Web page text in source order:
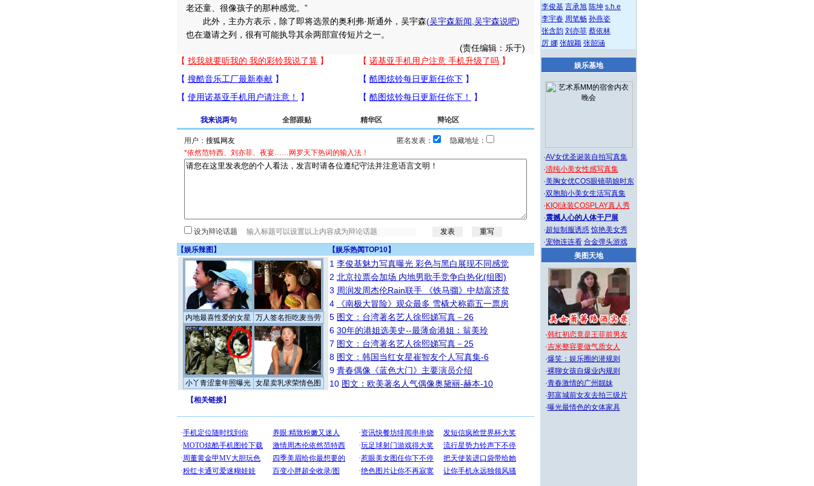
老还童、很像孩子的那种感觉。”
此外，主办方表示，除了即将选景的奥利弗·斯通外，吴宇森(吴宇森新闻 吴宇森说吧)
也在邀请之列，很有可能执导其余两部宣传短片之一。
(责任编辑：乐于)
我来说两句 全部跟贴 精华区 辩论区
用户： 匿名发表：
隐藏地址：
*依然范特西、刘亦菲、夜宴……网罗天下热词的输入法！
设为辩论话题
【娱乐辣图 】 【娱乐热闻TOP10】
内地最喜性爱的女星 万人签名拒吃麦当劳
小丫青涩童年照曝光 女星卖乳求荣情色图
1 李俊基魅力写真曝光 彩色与黑白展现不同感觉
2 北京拉票会加场 内地男歌手竞争白热化(组图)
3 周润发周杰伦Rain联手 《铁马骝》中劫富济贫
4
《南极大冒险》观众最多 雪橇犬称霸五一票房
5 图文：台湾著名艺人徐熙娣写真－26
6 30年的港姐选美史--最薄命港姐：翁美玲
7 图文：台湾著名艺人徐熙娣写真－25
8 图文：韩国当红女星崔智友个人写真集-6
9 青春偶像《蓝色大门》主要演员介绍
10 图文：欧美著名人气偶像奥黛丽-赫本-10
【相关链接】
李俊基 言承旭 陈坤 s.h.e
李宇春 周笔畅 孙燕姿
张含韵 刘亦菲 蔡依林
厉 娜 张靓颖 张韶涵
娱乐基地
·AV女优圣诞装自拍写真集
·清纯小美女性感写真集
·美胸女优COS眼镜萌娘时东
·双胞胎小美女生活写真集
· KIQI泳装COSPLAY真人秀
·震撼人心的人体干尸展
·超短制服诱惑 惊艳美女秀
·宠物连连看 合金弹头游戏
美图天地
·韩红初恋竟是王菲前男友
·吉米整容要做气质女人
·爆笑：娱乐圈的潜规则
·裸聊女孩自爆业内规则
·青春激情的广州靓妹
·郭富城前女友去拍三级片
·曝光最情色的女体家具